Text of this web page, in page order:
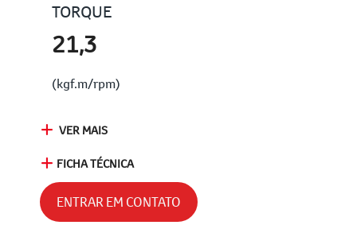
TORQUE
21,3
(kgf.m/rpm)
VER MAIS
FICHA TÉCNICA
ENTRAR EM CONTATO